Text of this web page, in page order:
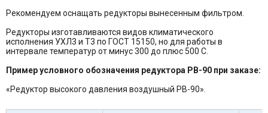
Рекомендуем оснащать редукторы вынесенным фильтром.
Редукторы изготавливаются видов климатического
исполнения УХЛ3 и Т3 по ГОСТ 15150, но для работы в
интервале температур от минус 300 до плюс 500 С.
Пример условного обозначения редуктора РВ-90 при заказе:
«Редуктор высокого давления воздушный РВ-90».